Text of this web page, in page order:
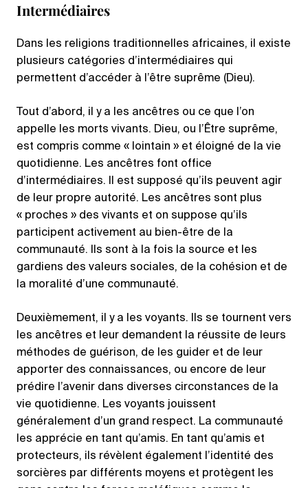
Intermédiaires
Dans les religions traditionnelles africaines, il existe
plusieurs catégories d’intermédiaires qui
permettent d’accéder à l’être suprême (Dieu).
Tout d’abord, il y a les ancêtres ou ce que l’on
appelle les morts vivants. Dieu, ou l’Être suprême,
est compris comme « lointain » et éloigné de la vie
quotidienne. Les ancêtres font office
d’intermédiaires. Il est supposé qu’ils peuvent agir
de leur propre autorité. Les ancêtres sont plus
« proches » des vivants et on suppose qu’ils
participent activement au bien-être de la
communauté. Ils sont à la fois la source et les
gardiens des valeurs sociales, de la cohésion et de
la moralité d’une communauté.
Deuxièmement, il y a les voyants. Ils se tournent vers
les ancêtres et leur demandent la réussite de leurs
méthodes de guérison, de les guider et de leur
apporter des connaissances, ou encore de leur
prédire l’avenir dans diverses circonstances de la
vie quotidienne. Les voyants jouissent
généralement d’un grand respect. La communauté
les apprécie en tant qu’amis. En tant qu’amis et
protecteurs, ils révèlent également l’identité des
sorcières par différents moyens et protègent les